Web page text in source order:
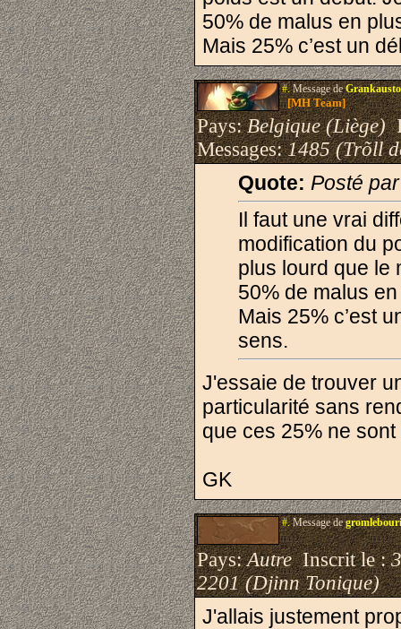
50% de malus en
Mais 25% c’est un
#.Message deGrankausto
[MH Team]
Pays:Belgique (Liège)
Messages:1485 (Trõll
Quote: Posté
Il faut une vrai
modification du
plus lourd que le
50% de malus
Mais 25% c’est
sens.
J'essaie de trouver
particularité sans
que ces 25% ne
GK
#.Message de
Pays:AutreInscrit le :
2201 (Djinn Tonique)
J'allais justement